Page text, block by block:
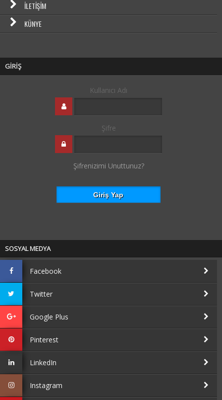
İLETIŞIM
KÜNYE
GİRİŞ
Kullanıcı Adı
Şifre
Şifrenizimi Unuttunuz?
SOSYAL MEDYA
Facebook
Twitter
Google Plus
Pinterest
LinkedIn
Instagram